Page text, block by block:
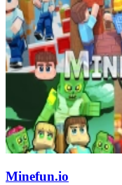
Minefun.io